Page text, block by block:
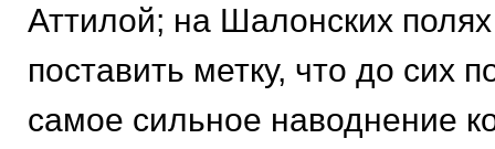
Аттилой; на Шалонских
поставить метку, что до сих
самое сильное наводнение